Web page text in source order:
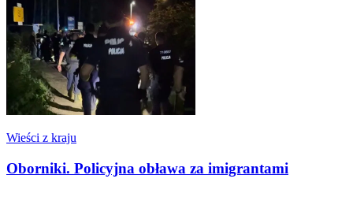
Wieści z kraju
Oborniki. Policyjna obława za imigrantami